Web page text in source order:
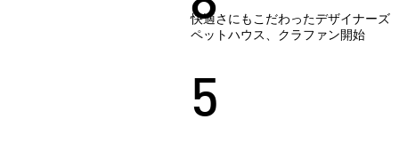
快適さにもこだわったデザイナーズ
ペットハウス、クラファン開始
5